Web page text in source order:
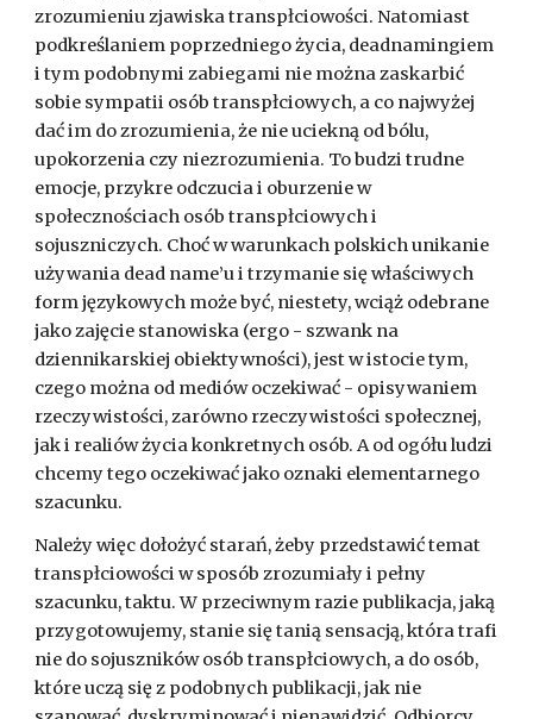
zrozumieniu zjawiska transpłciowości. Natomiast
podkreślaniem poprzedniego życia, deadnamingiem
i tym podobnymi zabiegami nie można zaskarbić
sobie sympatii osób transpłciowych, a co najwyżej
dać im do zrozumienia, że nie uciekną od bólu,
upokorzenia czy niezrozumienia. To budzi trudne
emocje, przykre odczucia i oburzenie w
społecznościach osób transpłciowych i
sojuszniczych. Choć w warunkach polskich unikanie
używania dead name’u i trzymanie się właściwych
form językowych może być, niestety, wciąż odebrane
jako zajęcie stanowiska (ergo - szwank na
dziennikarskiej obiektywności), jest w istocie tym,
czego można od mediów oczekiwać - opisywaniem
rzeczywistości, zarówno rzeczywistości społecznej,
jak i realiów życia konkretnych osób. A od ogółu ludzi
chcemy tego oczekiwać jako oznaki elementarnego
szacunku.
Należy więc dołożyć starań, żeby przedstawić temat
transpłciowości w sposób zrozumiały i pełny
szacunku, taktu. W przeciwnym razie publikacja, jaką
przygotowujemy, stanie się tanią sensacją, która trafi
nie do sojuszników osób transpłciowych, a do osób,
które uczą się z podobnych publikacji, jak nie